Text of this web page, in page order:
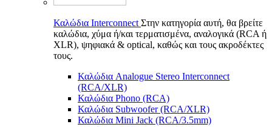
Καλώδια Interconnect Στην κατηγορία αυτή, θα βρείτε
καλώδια, χύμα ή/και τερματισμένα, αναλογικά (RCA ή
XLR), ψηφιακά & optical, καθώς και τους ακροδέκτες
τους.
Καλώδια Analogue Stereo Interconnect
(RCA/XLR)
Καλώδια Phono (RCA)
Καλώδια Subwoofer (RCA/XLR)
Καλώδια Mini Jack (RCA/3.5mm)